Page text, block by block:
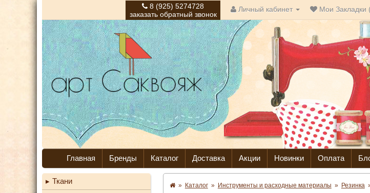
8 (925) 5274728
заказать обратный звонок
Личный кабинет Мои Закладки
Главная Бренды Каталог Доставка Акции Новинки Оплата
Ткани
» Каталог » Инструменты и расходные материалы » Резинка